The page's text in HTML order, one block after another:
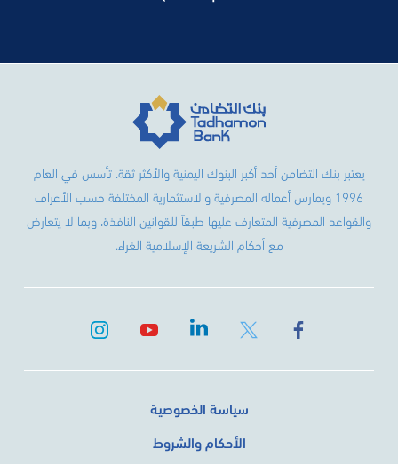
يعتبر بنك التضامن أحد أكبر البنوك اليمنية والأكثر ثقة. تأسس في العام
1996 ويمارس أعماله المصرفية والاستثمارية المختلفة حسب الأعراف
والقواعد المصرفية المتعارف عليها طبقاً للقوانين النافذة، وبما لا يتعارض
مع أحكام الشريعة الإسلامية الغراء.
سياسة الخصوصية
الأحكام والشروط